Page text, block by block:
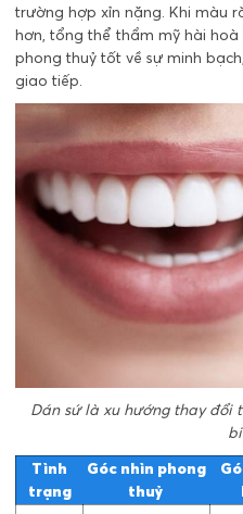
trường hợp xỉn nặng. Khi màu
hơn, tổng thể thẩm mỹ hài
phong thuỷ tốt về sự minh
giao tiếp.
Dán sứ là xu hướng thay đổi
Tình
trạng
Góc nhìn phong
thuỷ